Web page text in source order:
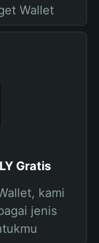
Wallet
Gratis
kami
jenis